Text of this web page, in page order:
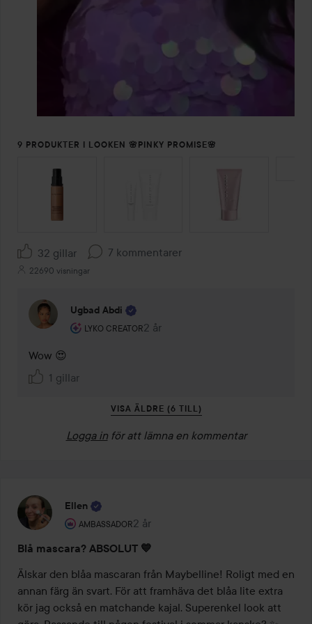
9 PRODUKTER I LOOKEN 🌸PINKY PROMISE🌸
HOPPA ÖVER SEKTIONEN
32 gillar 7 kommentarer
22690 visningar
Ugbad Abdi
LYKO CREATOR
Användarens roll: Lyko Creator.
2 år
Kommentaren lades 2 år
Wow 😍
1 gillar
VISA ÄLDRE (6 TILL)
Logga in för att lämna en kommentar
Ellen
AMBASSADOR
Användarens roll: Ambassador.
2 år
Inlägget skapades 2 år
Blå mascara? ABSOLUT 💙
Älskar den blåa mascaran från Maybelline! Roligt med en
annan färg än svart. För att framhäva det blåa lite extra
kör jag också en matchande kajal. Superenkel look att